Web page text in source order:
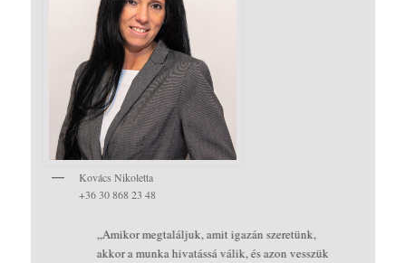
Kovács Nikoletta
+36 30 868 23 48
,,Amikor megtaláljuk, amit igazán szeretünk,
akkor a munka hivatássá válik, és azon vesszük